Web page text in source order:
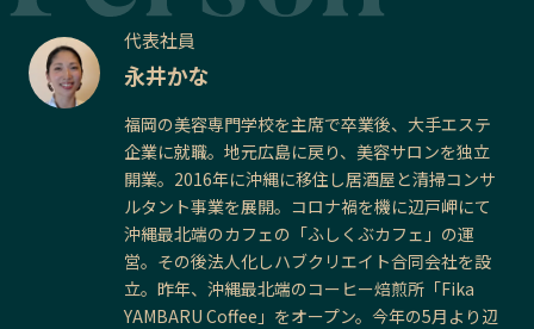
代表社員
永井かな
福岡の美容専門学校を主席で卒業後、大手エステ
企業に就職。地元広島に戻り、美容サロンを独立
開業。2016年に沖縄に移住し居酒屋と清掃コンサ
ルタント事業を展開。コロナ禍を機に辺戸岬にて
沖縄最北端のカフェの「ふしくぶカフェ」の運
営。その後法人化しハブクリエイト合同会社を設
立。昨年、沖縄最北端のコーヒー焙煎所「Fika
YAMBARU Coffee」をオープン。今年の5月より辺